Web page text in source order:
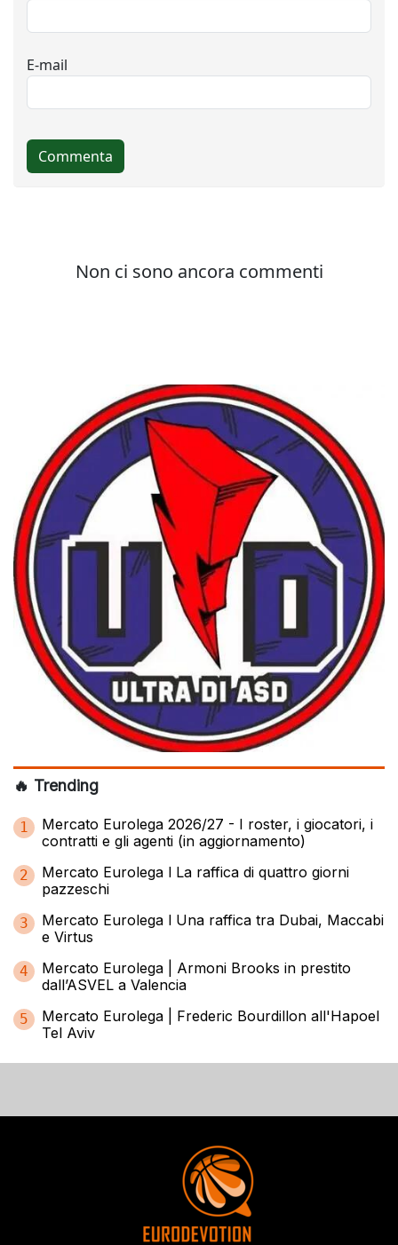
🔥 Trending
1
Mercato Eurolega 2026/27 - I roster, i giocatori, i
contratti e gli agenti (in aggiornamento)
2
Mercato Eurolega l La raffica di quattro giorni
pazzeschi
3
Mercato Eurolega l Una raffica tra Dubai, Maccabi
e Virtus
4
Mercato Eurolega | Armoni Brooks in prestito
dall’ASVEL a Valencia
5
Mercato Eurolega | Frederic Bourdillon all'Hapoel
Tel Aviv